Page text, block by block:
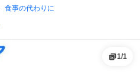
食事の代わりに
1/1